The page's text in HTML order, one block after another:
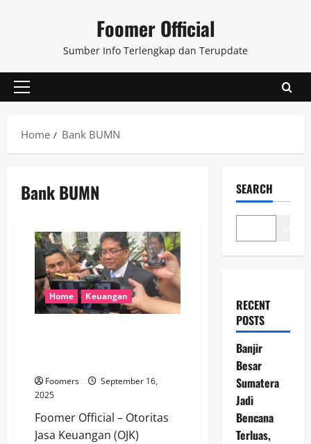
Foomer Official
Sumber Info Terlengkap dan Terupdate
Primary
Home
Bank BUMN
Bank BUMN
Home Keuangan
Foomers
September 16,
2025
Foomer Official – Otoritas
Jasa Keuangan (OJK)
SEARCH
RECENT
POSTS
Banjir
Besar
Sumatera
Jadi
Bencana
Terluas,